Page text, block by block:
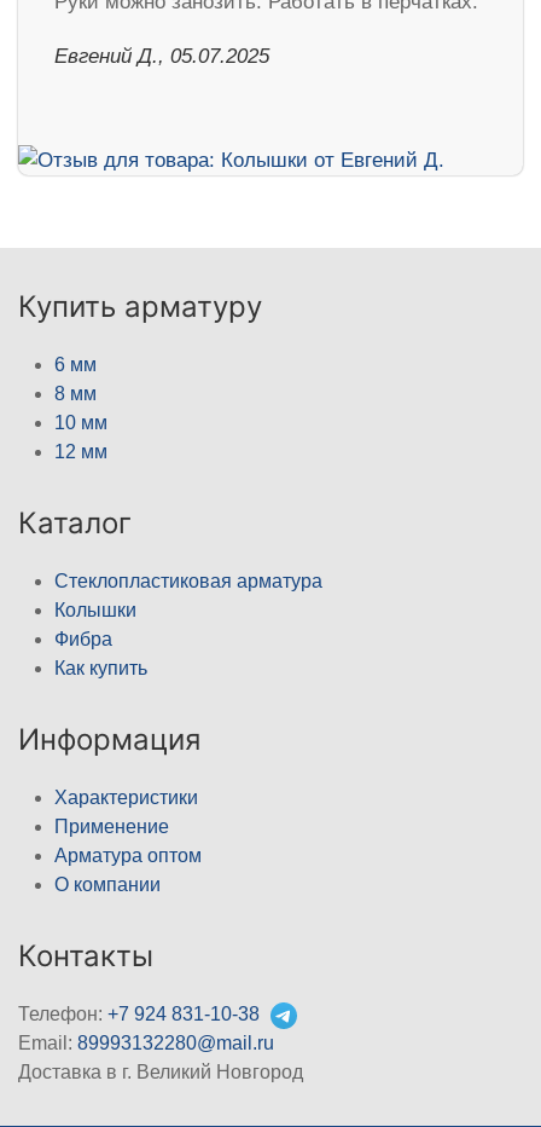
Евгений Д., 05.07.2025
Купить арматуру
6 мм
8 мм
10 мм
12 мм
Каталог
Стеклопластиковая арматура
Колышки
Фибра
Как купить
Информация
Характеристики
Применение
Арматура оптом
О компании
Контакты
Телефон: +7 924 831-10-38
Email: 89993132280@mail.ru
Доставка в г. Великий Новгород